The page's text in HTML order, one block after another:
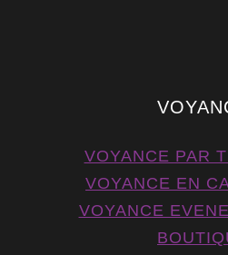
VOYANCE PAR
VOYANCE EN
VOYANCE